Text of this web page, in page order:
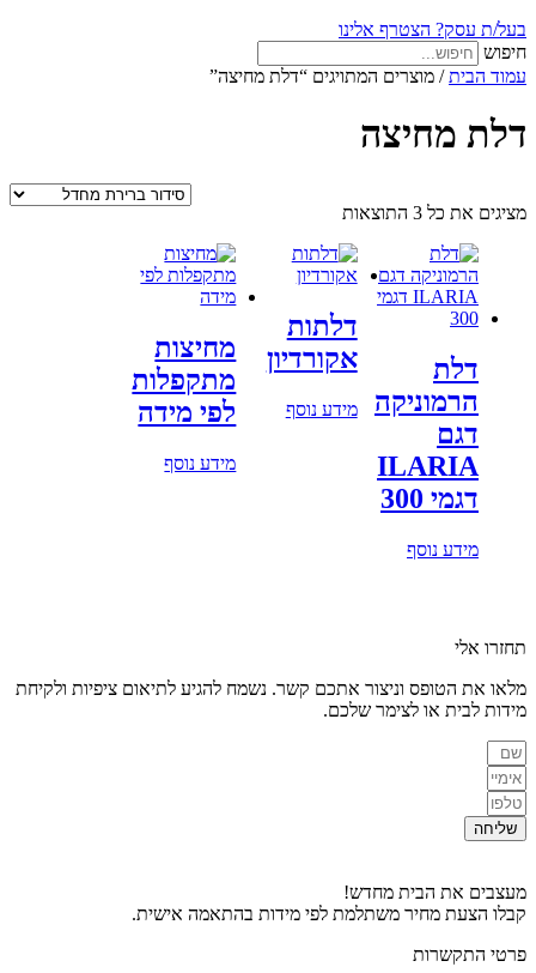
בעל/ת עסק? הצטרף אלינו
חיפוש
עמוד הבית/ מוצרים המתויגים “דלת מחיצה”
דלת מחיצה
מציגים את כל ⁦3⁩ התוצאות
דלת
הרמוניקה
דגם
ILARIA
דגמי 300
מידע נוסף
דלתות
אקורדיון
מידע נוסף
מחיצות
מתקפלות
לפי מידה
מידע נוסף
תחזרו אלי
מלאו את הטופס וניצור אתכם קשר. נשמח להגיע לתיאום ציפיות ולקיחת
מידות לבית או לצימר שלכם.
שליחה
מעצבים את הבית מחדש!
קבלו הצעת מחיר משתלמת לפי מידות בהתאמה אישית.
פרטי התקשרות